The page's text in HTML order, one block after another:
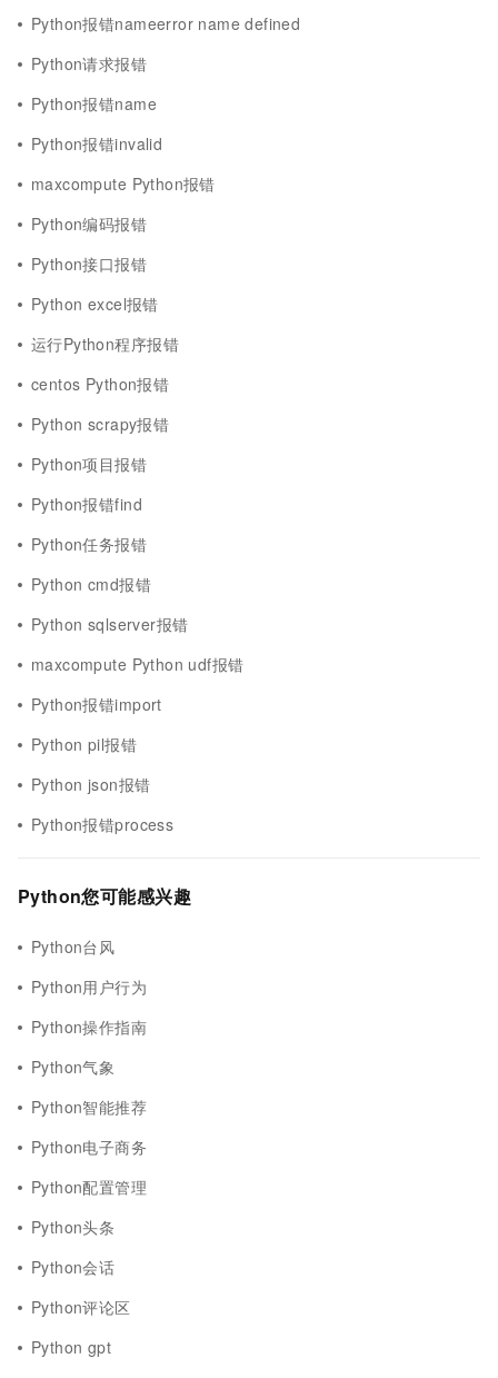
Python报错nameerror name defined
Python请求报错
Python报错name
Python报错invalid
maxcompute Python报错
Python编码报错
Python接口报错
Python excel报错
运行Python程序报错
centos Python报错
Python scrapy报错
Python项目报错
Python报错find
Python任务报错
Python cmd报错
Python sqlserver报错
maxcompute Python udf报错
Python报错import
Python pil报错
Python json报错
Python报错process
Python您可能感兴趣
Python台风
Python用户行为
Python操作指南
Python气象
Python智能推荐
Python电子商务
Python配置管理
Python头条
Python会话
Python评论区
Python gpt